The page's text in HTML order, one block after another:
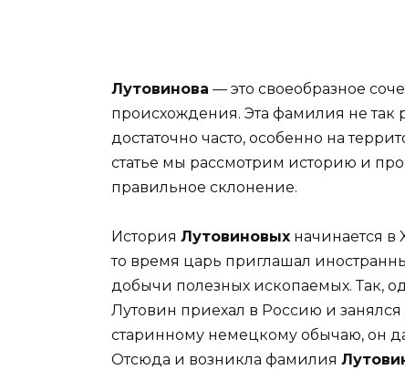
Лутовинова — это своеобразное
происхождения. Эта фамилия не так
достаточно часто, особенно на
статье мы рассмотрим историю и
правильное склонение.
История Лутовиновых начинается в
то время царь приглашал
добычи полезных ископаемых. Так,
Лутовин приехал в Россию и
старинному немецкому обычаю, он
Отсюда и возникла фамилия